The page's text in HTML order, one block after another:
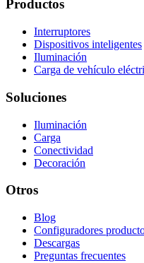
Productos
Interruptores
Dispositivos inteligentes
Iluminación
Carga de vehículo
Soluciones
Iluminación
Carga
Conectividad
Decoración
Otros
Blog
Configuradores
Descargas
Preguntas frecuentes